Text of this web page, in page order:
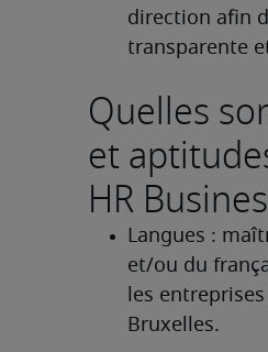
direction afin
transparente
Quelles
et
HR
Langues :
et/ou du
les
Bruxelles.